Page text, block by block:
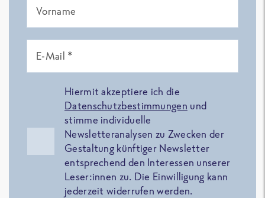
Vorname
E-Mail *
Hiermit akzeptiere ich die
Datenschutzbestimmungen und
stimme individuelle
Newsletteranalysen zu Zwecken der
Gestaltung künftiger Newsletter
entsprechend den Interessen unserer
Leser:innen zu. Die Einwilligung kann
jederzeit widerrufen werden.